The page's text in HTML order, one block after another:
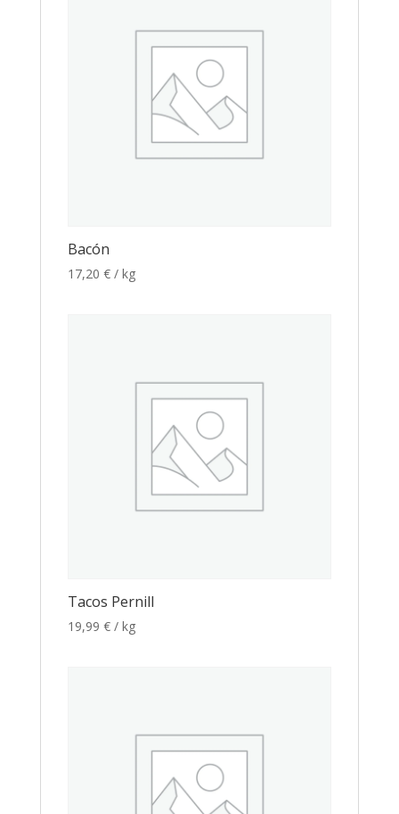
Bacón
17,20 € / kg
Tacos Pernill
19,99 € / kg